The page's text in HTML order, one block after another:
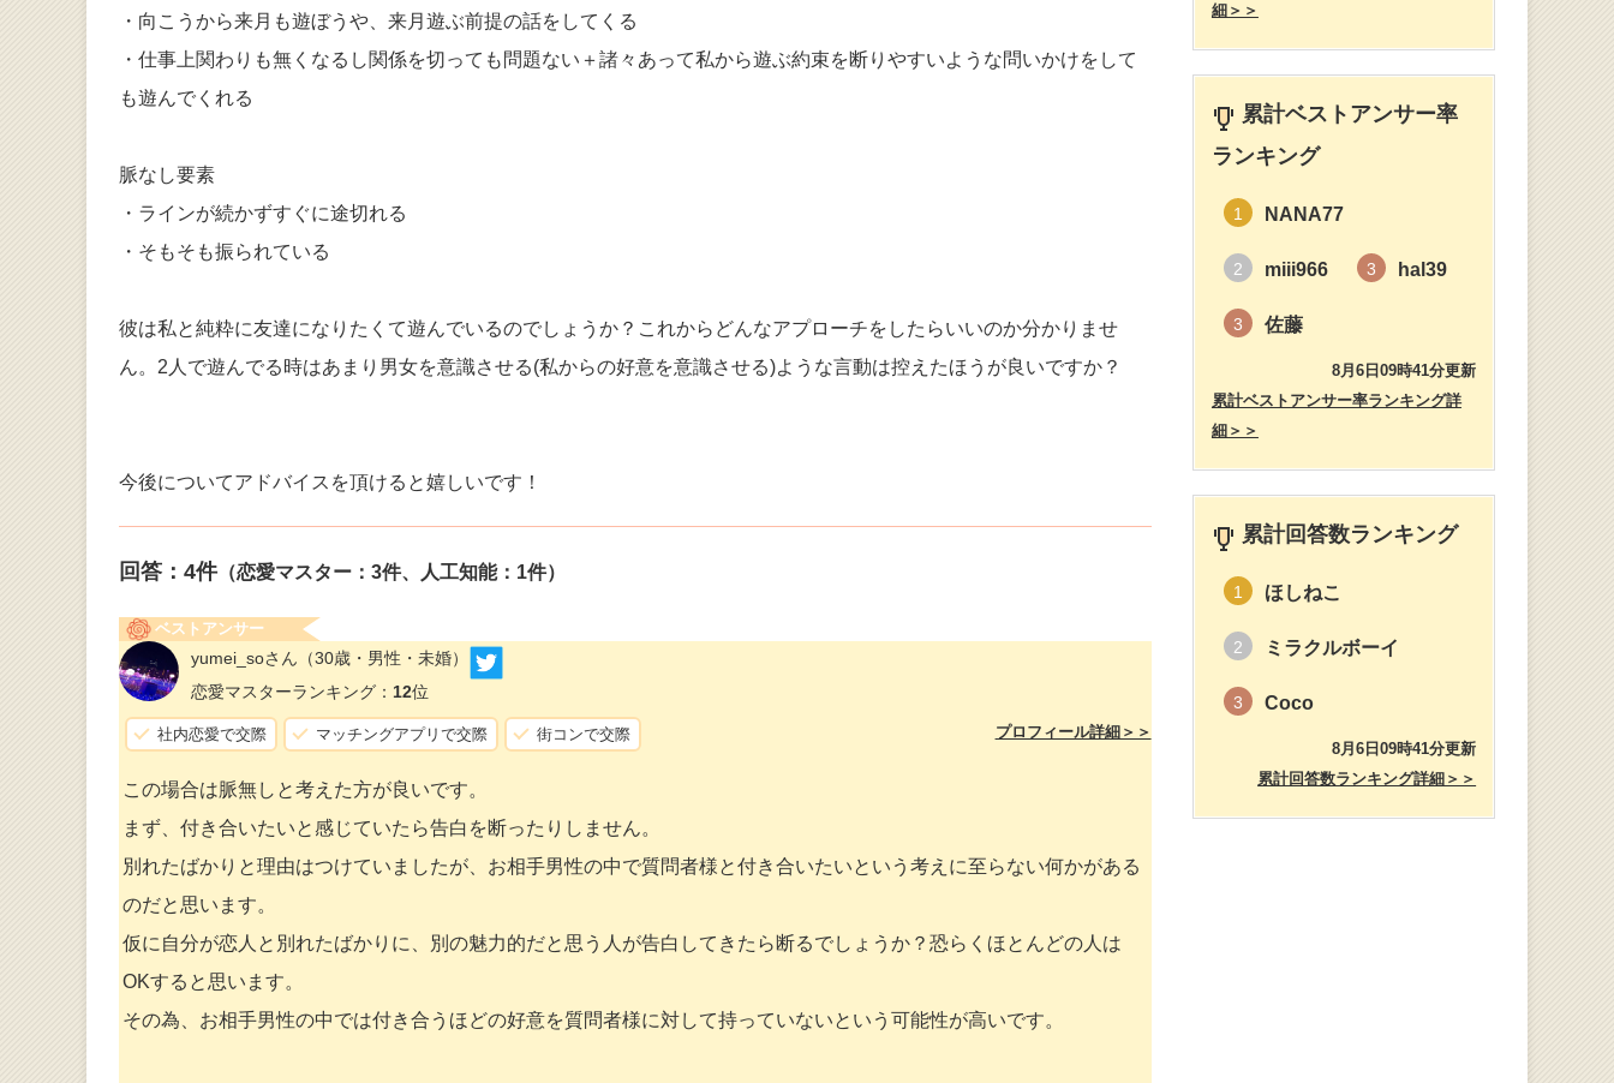
・向こうから来月も遊ぼうや、来月遊ぶ前提の話をしてくる
・仕事上関わりも無くなるし関係を切っても問題ない＋諸々あって私から遊ぶ約束を断りやすいような問いかけをして
も遊んでくれる
脈なし要素
・ラインが続かずすぐに途切れる
・そもそも振られている
彼は私と純粋に友達になりたくて遊んでいるのでしょうか？これからどんなアプローチをしたらいいのか分かりませ
ん。2人で遊んでる時はあまり男女を意識させる(私からの好意を意識させる)ような言動は控えたほうが良いですか？
今後についてアドバイスを頂けると嬉しいです！
回答： 4件（恋愛マスター：3件、人工知能：1件）
ベストアンサー
yumei_soさん （30歳・男性・未婚）
恋愛マスターランキング： 12位
社内恋愛で交際 マッチングアプリで交際 街コンで交際 プロフィール詳細＞＞
この場合は脈無しと考えた方が良いです。
まず、付き合いたいと感じていたら告白を断ったりしません。
別れたばかりと理由はつけていましたが、お相手男性の中で質問者様と付き合いたいという考えに至らない何かがある
のだと思います。
仮に自分が恋人と別れたばかりに、別の魅力的だと思う人が告白してきたら断るでしょうか？恐らくほとんどの人は
OKすると思います。
その為、お相手男性の中では付き合うほどの好意を質問者様に対して持っていないという可能性が高いです。
細＞＞
累計ベストアンサー率
ランキング
1 NANA77
2 miii966 3 hal39
3 佐藤
8月6日09時41分更新
累計ベストアンサー率ランキング詳
細＞＞
累計回答数ランキング
1 ほしねこ
2 ミラクルボーイ
3 Coco
8月6日09時41分更新
累計回答数ランキング詳細＞＞